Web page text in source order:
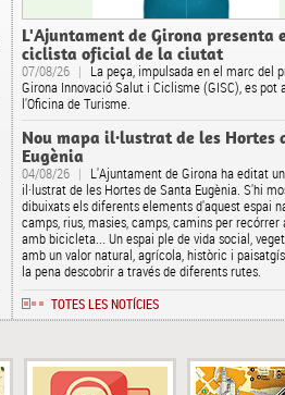
L'Ajuntament de Girona presenta
ciclista oficial de la ciutat
07/08/26 | La peça, impulsada en el marc del
Girona Innovació Salut i Ciclisme (GISC), es pot
l'Oficina de Turisme.
Nou mapa il·lustrat de les Hortes
Eugènia
04/08/26 | L'Ajuntament de Girona ha editat
il·lustrat de les Hortes de Santa Eugènia. S'hi
dibuixats els diferents elements d'aquest espai
camps, rius, masies, camps, camins per recórrer
amb bicicleta... Un espai ple de vida social,
amb un valor natural, agrícola, històric i
la pena descobrir a través de diferents rutes.
TOTES LES NOTÍCIES